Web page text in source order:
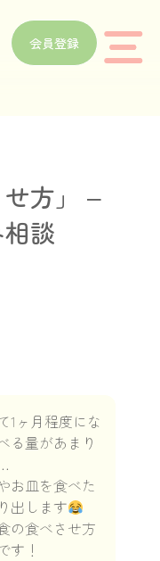
会員登録
せ方」 –
談
1ヶ月程度にな
る量があまり
お皿を食べた
出します
の食べさせ方
す！